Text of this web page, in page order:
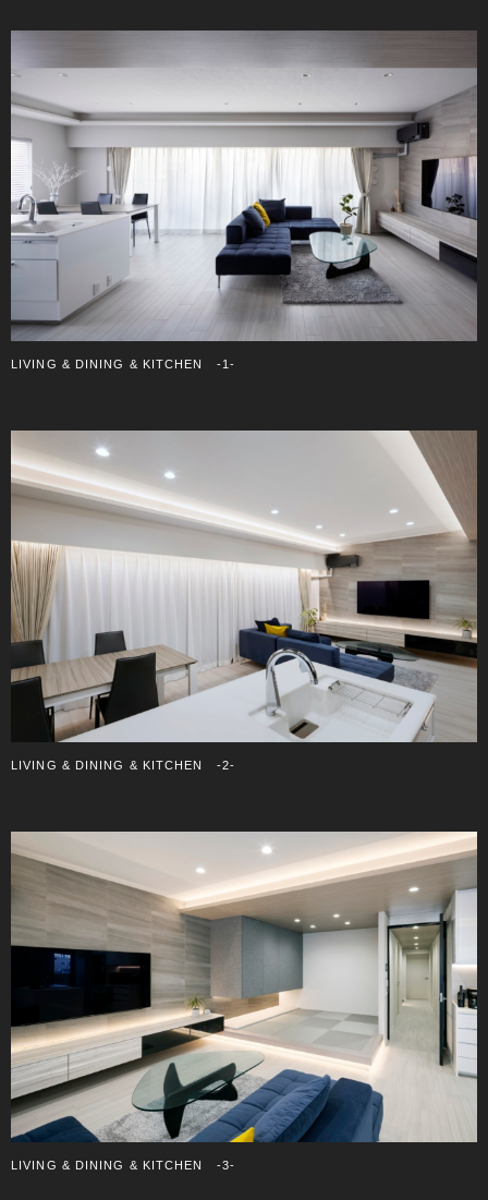
LIVING & DINING & KITCHEN -1-
LIVING & DINING & KITCHEN -2-
LIVING & DINING & KITCHEN -3-